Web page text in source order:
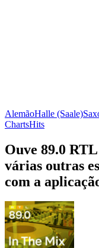
AlemãoHalle (Saale)
ChartsHits
Ouve 89.0
várias outras
com a